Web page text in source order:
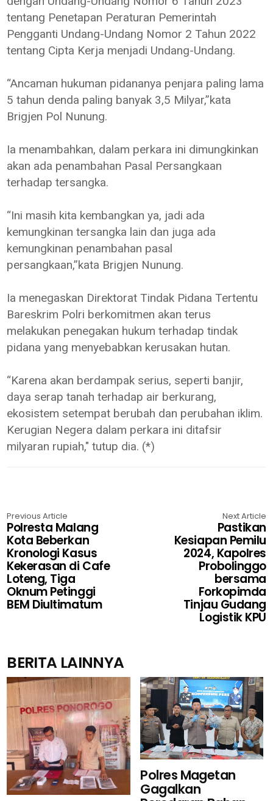
tentang Penetapan Peraturan Pemerintah
Pengganti Undang-Undang Nomor 2 Tahun 2022
tentang Cipta Kerja menjadi Undang-Undang.
“Ancaman hukuman pidananya penjara paling lama
5 tahun denda paling banyak 3,5 Milyar,”kata
Brigjen Pol Nunung.
Ia menambahkan, dalam perkara ini dimungkinkan
akan ada penambahan Pasal Persangkaan
terhadap tersangka.
“Ini masih kita kembangkan ya, jadi ada
kemungkinan tersangka lain dan juga ada
kemungkinan penambahan pasal
persangkaan,”kata Brigjen Nunung.
Ia menegaskan Direktorat Tindak Pidana Tertentu
Bareskrim Polri berkomitmen akan terus
melakukan penegakan hukum terhadap tindak
pidana yang menyebabkan kerusakan hutan.
“Karena akan berdampak serius, seperti banjir,
daya serap tanah terhadap air berkurang,
ekosistem setempat berubah dan perubahan iklim.
Kerugian Negera dalam perkara ini ditafsir
milyaran rupiah," tutup dia. (*)
Previous Article
Polresta Malang
Kota Beberkan
Kronologi Kasus
Kekerasan di Cafe
Loteng, Tiga
Oknum Petinggi
BEM Diultimatum
Next Article
Pastikan
Kesiapan Pemilu
2024, Kapolres
Probolinggo
bersama
Forkopimda
Tinjau Gudang
Logistik KPU
BERITA LAINNYA
Polres Magetan
Gagalkan